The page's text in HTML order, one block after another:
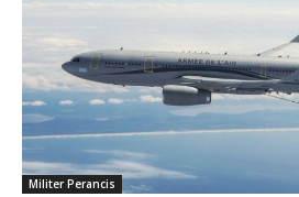
Militer Perancis